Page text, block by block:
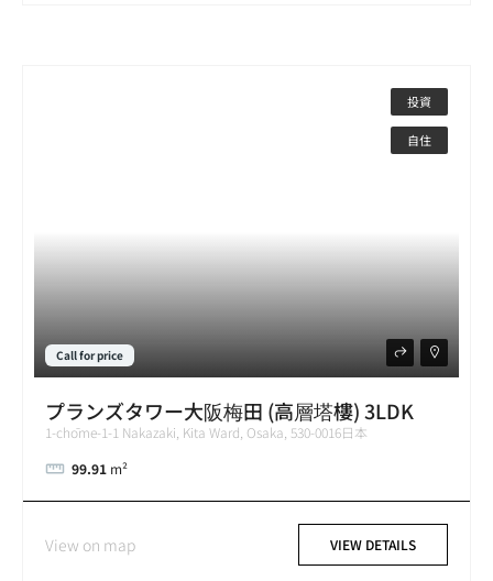
投資
自住
Call for price
プランズタワー大阪梅田 (高層塔樓) 3LDK
1-chōme-1-1 Nakazaki, Kita Ward, Osaka, 530-0016日本
99.91 m²
View on map VIEW DETAILS